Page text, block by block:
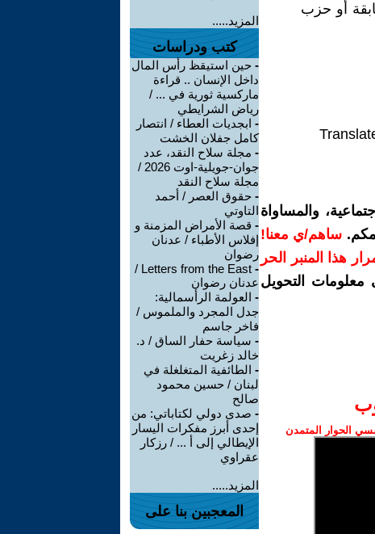
أو حزب
والمساواة
ساهم/ي معنا!
هذا المنبر الحر
معلومات التحويل
الحوار المتمدن
المزيد.....
كتب ودراسات
- حين استيقظ رأس المال
داخل الإنسان .. قراءة
ماركسية ثورية في ... /
رياض الشرايطي
- ابجديات العطاء / انتصار
كامل جفلان الخشت
- مجلة سلاح النقد، عدد
جوان-جويلية-اوت 2026 /
مجلة سلاح النقد
- حقوق العصر / أحمد
التاوتي
- قصة الأمراض المزمنة و
إفلاس الأطباء / عدنان
رضوان
-
Letters from the East /
عدنان رضوان
- العولمة الرأسمالية:
جدل المجرد والملموس /
فاخر جاسم
- سياسة حفار الساق / د.
خالد زغريت
- الطائفية المتغلغلة في
لبنان / حسين محمود
صالح
- صدى دولي لكتاباتي: من
إحدى أبرز مفكرات اليسار
الإيطالي إلى أ ... / رزكار
عقراوي
المزيد.....
المعجبين بنا على